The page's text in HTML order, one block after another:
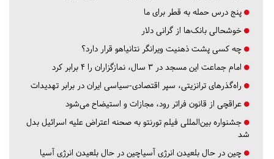
پنج درس‌ حمله به قطر برای ما
خوشحالی بانک‌ها از گرانی دلار
چه کسی پشت ذهنیت ویرانگر نتانیاهو قرار دارد؟
امام جماعت این مسجد در ۳ سال، نمازگزاران را ۴ برابر کرد
راه‌گذرهای ترانزیتی، سپر اقتصادی-سیاسی ایران در برابر تهدیدات
عراقچی از قانون فراتر رود، مجازات و استیضاح می‌شود
جشنواره بین‌المللی فیلم تورنتو به صحنه اعتراض علیه اسرائیل بدل
شد
چین در حال بلعیدن انرژی آسیاچین در حال بلعیدن انرژی آسیا